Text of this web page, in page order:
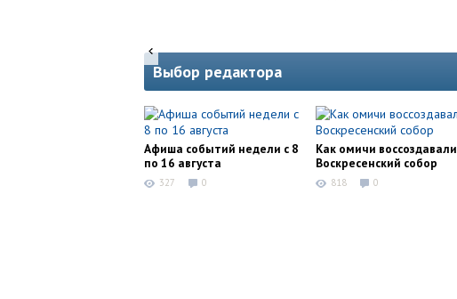
Выбор редактора
Афиша событий недели с 8
по 16 августа
327 0
Как омичи воссоздавали
Воскресенский собор
818 0